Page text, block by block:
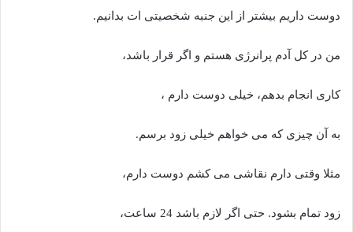
دوست داریم بیشتر از این جنبه شخصیتی ات بدانیم.
من در کل آدم پرانرژی هستم و اگر قرار باشد،
کاری انجام بدهم، خیلی دوست دارم ،
به آن چیزی که می خواهم خیلی زود برسم.
مثلا وقتی دارم نقاشی می کشم دوست دارم،
زود تمام بشود. حتی اگر لازم باشد 24 ساعت،